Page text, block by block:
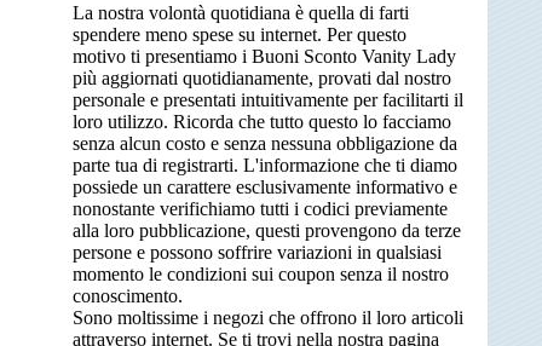
La nostra volontà quotidiana è quella di farti
spendere meno spese su internet. Per questo
motivo ti presentiamo i Buoni Sconto Vanity Lady
più aggiornati quotidianamente, provati dal nostro
personale e presentati intuitivamente per facilitarti il
loro utilizzo. Ricorda che tutto questo lo facciamo
senza alcun costo e senza nessuna obbligazione da
parte tua di registrarti. L'informazione che ti diamo
possiede un carattere esclusivamente informativo e
nonostante verifichiamo tutti i codici previamente
alla loro pubblicazione, questi provengono da terze
persone e possono soffrire variazioni in qualsiasi
momento le condizioni sui coupon senza il nostro
conoscimento.
Sono moltissime i negozi che offrono il loro articoli
attraverso internet. Se ti trovi nella nostra pagina